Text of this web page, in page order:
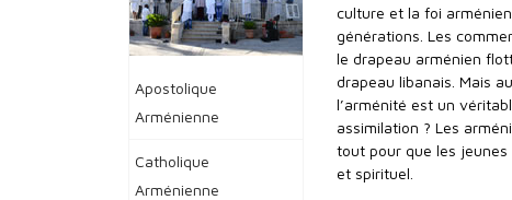
Apostolique
Arménienne
Catholique
Arménienne
culture et la foi
générations. Les
le drapeau arménien
drapeau libanais. Mais
l’arménité est un
assimilation ? Les
tout pour que les
et spirituel.